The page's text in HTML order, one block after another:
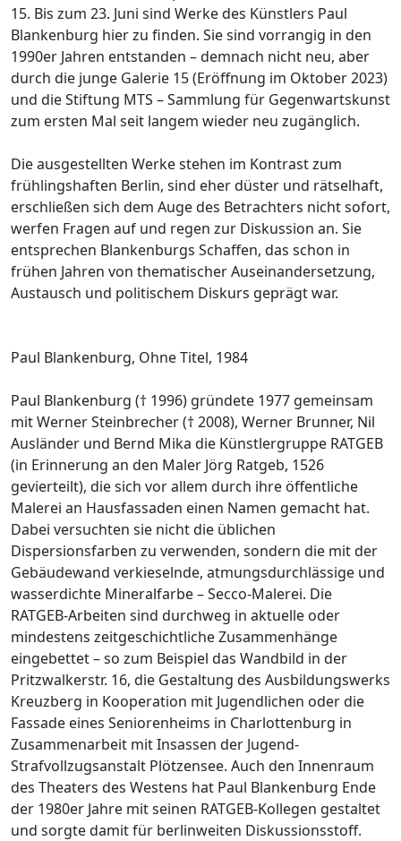
15. Bis zum 23. Juni sind Werke des Künstlers Paul
Blankenburg hier zu finden. Sie sind vorrangig in den
1990er Jahren entstanden – demnach nicht neu, aber
durch die junge Galerie 15 (Eröffnung im Oktober 2023)
und die Stiftung MTS – Sammlung für Gegenwartskunst
zum ersten Mal seit langem wieder neu zugänglich.
Die ausgestellten Werke stehen im Kontrast zum
frühlingshaften Berlin, sind eher düster und rätselhaft,
erschließen sich dem Auge des Betrachters nicht sofort,
werfen Fragen auf und regen zur Diskussion an. Sie
entsprechen Blankenburgs Schaffen, das schon in
frühen Jahren von thematischer Auseinandersetzung,
Austausch und politischem Diskurs geprägt war.
Paul Blankenburg, Ohne Titel, 1984
Paul Blankenburg († 1996) gründete 1977 gemeinsam
mit Werner Steinbrecher († 2008), Werner Brunner, Nil
Ausländer und Bernd Mika die Künstlergruppe RATGEB
(in Erinnerung an den Maler Jörg Ratgeb, 1526
gevierteilt), die sich vor allem durch ihre öffentliche
Malerei an Hausfassaden einen Namen gemacht hat.
Dabei versuchten sie nicht die üblichen
Dispersionsfarben zu verwenden, sondern die mit der
Gebäudewand verkieselnde, atmungsdurchlässige und
wasserdichte Mineralfarbe – Secco-Malerei. Die
RATGEB-Arbeiten sind durchweg in aktuelle oder
mindestens zeitgeschichtliche Zusammenhänge
eingebettet – so zum Beispiel das Wandbild in der
Pritzwalkerstr. 16, die Gestaltung des Ausbildungswerks
Kreuzberg in Kooperation mit Jugendlichen oder die
Fassade eines Seniorenheims in Charlottenburg in
Zusammenarbeit mit Insassen der Jugend-
Strafvollzugsanstalt Plötzensee. Auch den Innenraum
des Theaters des Westens hat Paul Blankenburg Ende
der 1980er Jahre mit seinen RATGEB-Kollegen gestaltet
und sorgte damit für berlinweiten Diskussionsstoff.